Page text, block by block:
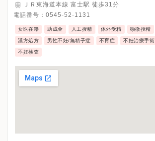
ＪＲ東海道本線 富士駅 徒歩31分
電話番号： 0545-52-1131
女医在籍 助成金 人工授精 体外受精 顕微授精
漢方処方 男性不妊/無精子症 不育症 不妊治療手術
不妊検査